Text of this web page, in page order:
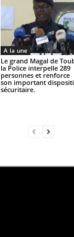
A la une
Le grand Magal de
la Police interpelle 289
personnes et renforce
son important
sécuritaire.